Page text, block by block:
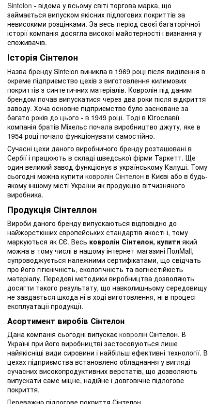
Sintelon - відома у всьому світі торгова марка, що
займається випуском якісних підлогових покриттів за
невисокими розцінками. За весь період своєї багаторічної
історії компанія досягла високої майстерності і визнання у
споживачів.
Історія Сінтелон
Назва бренду Sintelon виникла в 1969 році після виділення в
окреме підприємство цехів з виготовлення килимових
покриттів з синтетичних матеріалів. Ковролін під даним
брендом почав випускатися через два роки після відкриття
заводу. Хоча основне підприємство було засноване за
багато років до цього - в 1949 році. Тоді в Югославії
компанія братів Міхельс почала виробництво джуту, яке в
1954 році почало функціонувати самостійно.
Сучасні цехи даного виробничого бренду розташовані в
Сербії і працюють в складі шведської фірми Таркетт. Ще
один великий завод функціонує в українському Калуші. Тому
сьогодні можна купити ковролін Сінтелон в Києві або в будь-
якому іншому місті України як продукцію вітчизняного
виробника.
Продукція Сінтеллон
Вироби даного бренду випускаються відповідно до
найжорсткіших європейських стандартів якості і, тому
маркуються як СЄ. Весь ковролін Сінтелон, купити який
можна в тому числі в нашому інтернет-магазині ПолMall,
супроводжується належними сертифікатами, що свідчать
про його гігієнічність, екологічність та вогнестійкість
матеріалу. Передові методики виробництва дозволяють
досягти такого результату, що навколишньому середовищу
не завдається шкода ні в ході виготовлення, ні в процесі
експлуатації продукції.
Асортимент виробів Сінтелон
Дана компанія сьогодні випускає ковролін Сінтелон. В
Україні при його виробництві застосовуються лише
найякісніші види сировини і найбільш ефективні технології. В
цехах підприємства встановлено обладнання у вигляді
сучасних високопродуктивних верстатів, що дозволяють
випускати саме міцне, надійне і довговічне підлогове
покриття.